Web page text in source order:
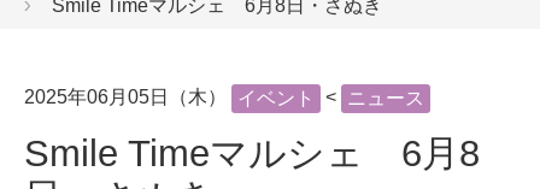
Smile Timeマルシェ 6月8日・さぬき
2025年06月05日（木） イベント < ニュース
Smile Timeマルシェ 6月8